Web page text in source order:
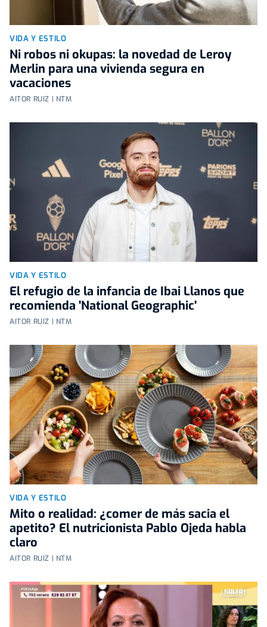
VIDA Y ESTILO
Ni robos ni okupas: la novedad de Leroy
Merlin para una vivienda segura en
vacaciones
AITOR RUIZ | NTM
VIDA Y ESTILO
El refugio de la infancia de Ibai Llanos que
recomienda 'National Geographic'
AITOR RUIZ | NTM
VIDA Y ESTILO
Mito o realidad: ¿comer de más sacia el
apetito? El nutricionista Pablo Ojeda habla
claro
AITOR RUIZ | NTM